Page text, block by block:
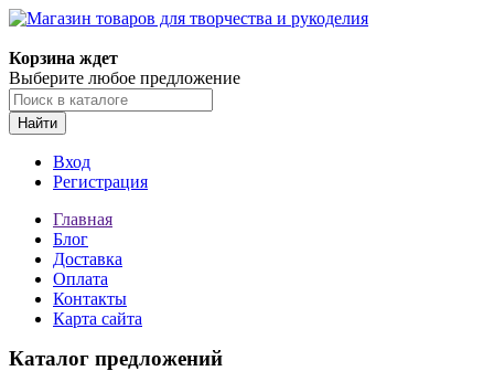
Корзина ждет
Выберите любое предложение
Найти
Вход
Регистрация
Главная
Блог
Доставка
Оплата
Контакты
Карта сайта
Каталог предложений